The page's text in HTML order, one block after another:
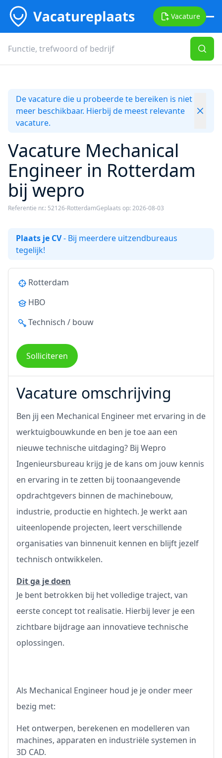
Vacature
De vacature die u probeerde te bereiken is niet
meer beschikbaar. Hierbij de meest relevante
vacature.
Vacature Mechanical
Engineer in Rotterdam
bij wepro
Referentie nr.: 52126-RotterdamGeplaats op: 2026-08-03
Plaats je CV- Bij meerdere uitzendbureaus
tegelijk!
Rotterdam
HBO
Technisch / bouw
Solliciteren
Vacature omschrijving
Ben jij een Mechanical Engineer met ervaring in de
werktuigbouwkunde en ben je toe aan een
nieuwe technische uitdaging? Bij Wepro
Ingenieursbureau krijg je de kans om jouw kennis
en ervaring in te zetten bij toonaangevende
opdrachtgevers binnen de machinebouw,
industrie, productie en hightech. Je werkt aan
uiteenlopende projecten, leert verschillende
organisaties van binnenuit kennen en blijft jezelf
technisch ontwikkelen.
Dit ga je doen
Je bent betrokken bij het volledige traject, van
eerste concept tot realisatie. Hierbij lever je een
zichtbare bijdrage aan innovatieve technische
oplossingen.
Als Mechanical Engineer houd je je onder meer
bezig met:
Het ontwerpen, berekenen en modelleren van
machines, apparaten en industriële systemen in
3D CAD.